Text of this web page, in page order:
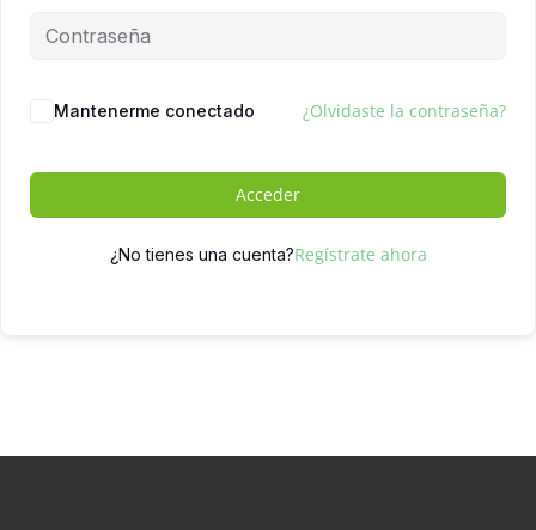
Mantenerme conectado ¿Olvidaste la contraseña?
Acceder
¿No tienes una cuenta?Regístrate ahora